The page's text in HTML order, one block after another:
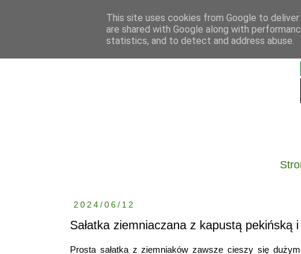
2024/06/12
Sałatka ziemniaczana z kapustą pekińską
Prosta sałatka z ziemniaków zawsze cieszy się
This site uses cookies from Google to
are shared with Google along with
statistics, and to detect and address abuse.